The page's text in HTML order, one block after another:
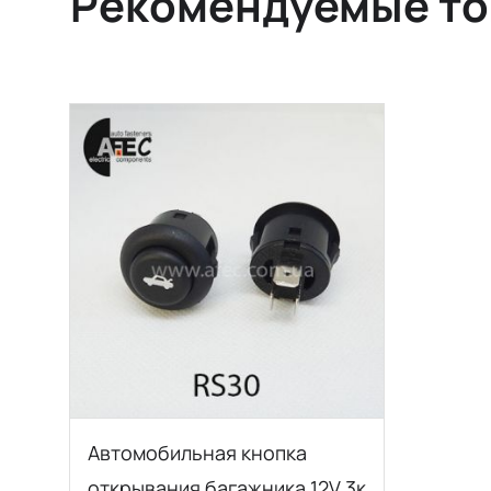
Автомобильная кнопка